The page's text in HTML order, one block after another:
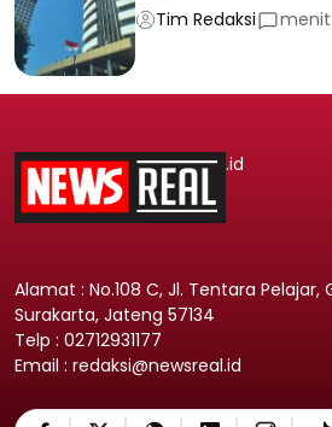
Tim Redaksi menit
.id
Alamat : No.108 C, Jl. Tentara Pelajar,
Surakarta, Jateng 57134
Telp : 02712931177
Email : redaksi@newsreal.id